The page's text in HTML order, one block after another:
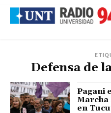
Defensa de
Pagani
en